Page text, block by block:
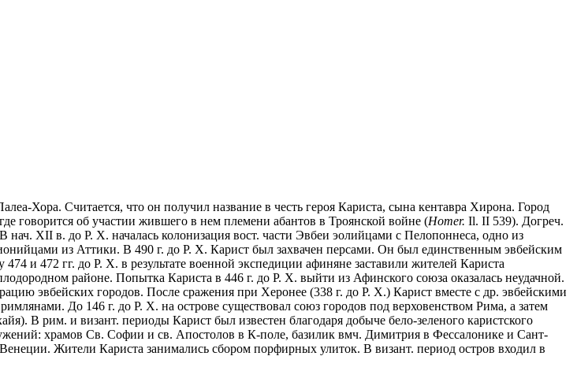
Хора. Считается, что он получил название в честь героя Кариста, сына кентавра Хирона. Город
говорится об участии жившего в нем племени абантов в Троянской войне (Homer. Il. II 539). Догреч.
XII в. до Р. Х. началась колонизация вост. части Эвбеи эолийцами с Пелопоннеса, одно из
из Аттики. В 490 г. до Р. Х. Карист был захвачен персами. Он был единственным эвбейским
и 472 гг. до Р. Х. в результате военной экспедиции афиняне заставили жителей Кариста
районе. Попытка Кариста в 446 г. до Р. Х. выйти из Афинского союза оказалась неудачной.
эвбейских городов. После сражения при Херонее (338 г. до Р. Х.) Карист вместе с др. эвбейскими
До 146 г. до Р. Х. на острове существовал союз городов под верховенством Рима, а затем
В рим. и визант. периоды Карист был известен благодаря добыче бело-зеленого каристского
храмов Св. Софии и св. Апостолов в К-поле, базилик вмч. Димитрия в Фессалонике и Сант-
Жители Кариста занимались сбором порфирных улиток. В визант. период остров входил в